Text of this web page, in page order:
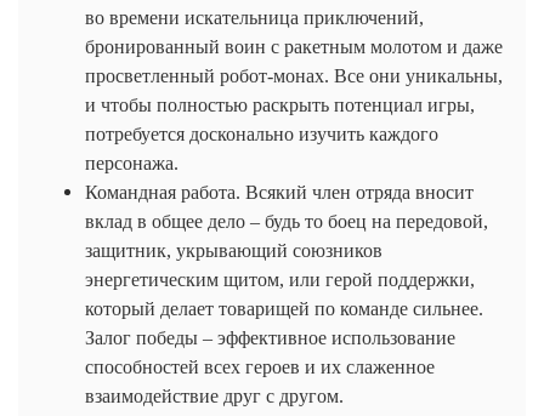
во времени искательница приключений,
бронированный воин с ракетным молотом и даже
просветленный робот-монах. Все они уникальны,
и чтобы полностью раскрыть потенциал игры,
потребуется досконально изучить каждого
персонажа.
Командная работа. Всякий член отряда вносит
вклад в общее дело – будь то боец на передовой,
защитник, укрывающий союзников
энергетическим щитом, или герой поддержки,
который делает товарищей по команде сильнее.
Залог победы – эффективное использование
способностей всех героев и их слаженное
взаимодействие друг с другом.